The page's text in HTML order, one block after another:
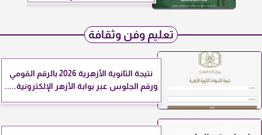
تعليم وفن وثقافة
نتيجة الثانوية الأزهرية 2026 بالرقم القومي
ورقم الجلوس عبر بوابة الأزهر الإلكترونية.....